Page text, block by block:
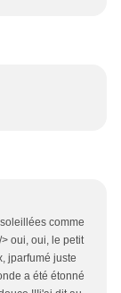
comme
oui, oui, le petit
jparfumé juste
a été étonné